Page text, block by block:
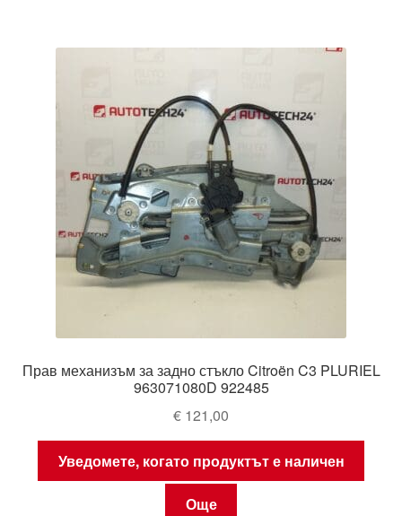
Прав механизъм за задно стъкло Citroën C3 PLURIEL
963071080D 922485
€ 121,00
Уведомете, когато продуктът е наличен
Още